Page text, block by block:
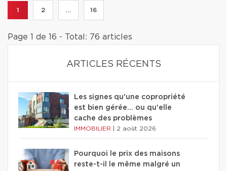
1 2 ... 16
Page 1 de 16 - Total: 76 articles
ARTICLES RÉCENTS
Les signes qu'une copropriété
est bien gérée… ou qu'elle
cache des problèmes
IMMOBILIER 2 août 2026
Pourquoi le prix des maisons
reste-t-il le même malgré un